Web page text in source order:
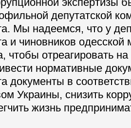
депутатской
Мы надеемся, что у
и чиновников одесской
чтобы отреагировать
нормативные
документы в
Украины, снизить
жизнь